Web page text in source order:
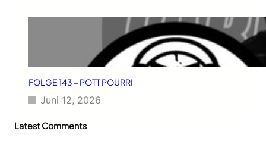
FOLGE 143 – POTT POURRI
Juni 12, 2026
Latest Comments